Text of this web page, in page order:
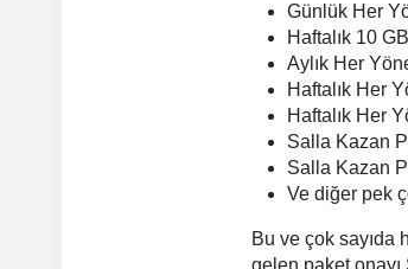
Günlük Her
Haftalık 10
Aylık Her
Haftalık Her
Haftalık Her
Salla Kazan
Salla Kazan
Ve diğer pek
Bu ve çok sayıda
gelen paket onayı